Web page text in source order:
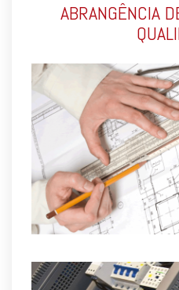
ABRANGÊNCIA